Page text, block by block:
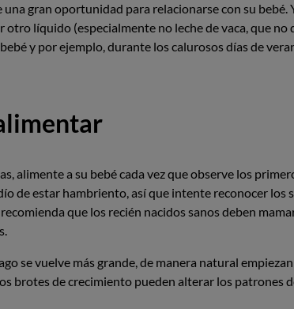
gran oportunidad para relacionarse con su bebé.
otro líquido (especialmente no leche de vaca, que
y por ejemplo, durante los calurosos días de
alimente a su bebé cada vez que observe los
de estar hambriento, así que intente reconocer los
que los recién nacidos sanos deben
se vuelve más grande, de manera natural
brotes de crecimiento pueden alterar los patrones